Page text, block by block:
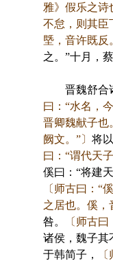
雅》假乐之诗
不怠，则其臣
塈，音许既反
之。”十月，
晋魏舒合诸
曰：“水名，
晋卿魏献子也
阙文。”〕 将
曰：“谓代天
傒曰：“将建
〔师古曰：“
之居也。傒，
咎。
〔师古
诸侯，魏子其
于韩简子，